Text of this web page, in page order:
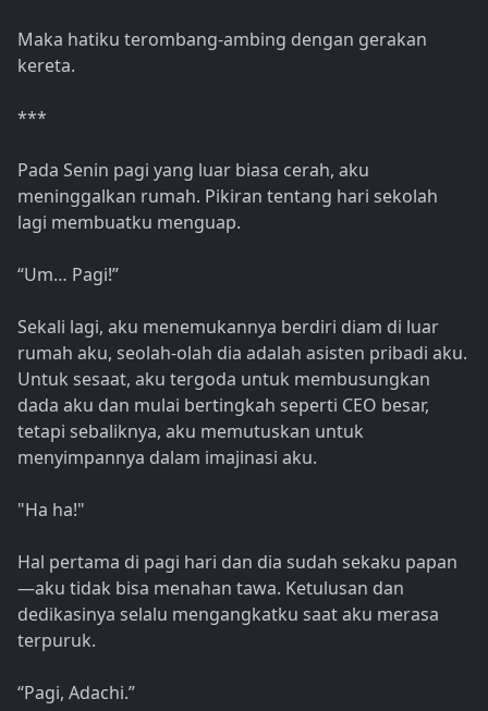
Maka hatiku terombang-ambing dengan gerakan
kereta.
***
Pada Senin pagi yang luar biasa cerah, aku
meninggalkan rumah. Pikiran tentang hari sekolah
lagi membuatku menguap.
“Um… Pagi!”
Sekali lagi, aku menemukannya berdiri diam di luar
rumah aku, seolah-olah dia adalah asisten pribadi aku.
Untuk sesaat, aku tergoda untuk membusungkan
dada aku dan mulai bertingkah seperti CEO besar,
tetapi sebaliknya, aku memutuskan untuk
menyimpannya dalam imajinasi aku.
"Ha ha!"
Hal pertama di pagi hari dan dia sudah sekaku papan
—aku tidak bisa menahan tawa. Ketulusan dan
dedikasinya selalu mengangkatku saat aku merasa
terpuruk.
“Pagi, Adachi.”